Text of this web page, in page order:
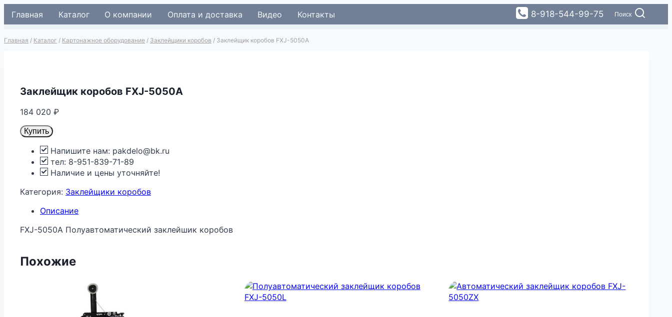
Перейти
Главная Каталог О компании Оплата и доставка Видео Контакты 8-918-544-99-75 Поиск
Главная / Каталог / Картонажное оборудование / Заклейщики коробов / Заклейщик коробов FXJ-5050A
Заклейщик коробов FXJ-5050A
184 020 ₽
Купить
Напишите нам: pakdelo@bk.ru
тел: 8-951-839-71-89
Наличие и цены уточняйте!
Категория: Заклейщики коробов
Описание
FXJ-5050A Полуавтоматический заклейшик коробов
Похожие